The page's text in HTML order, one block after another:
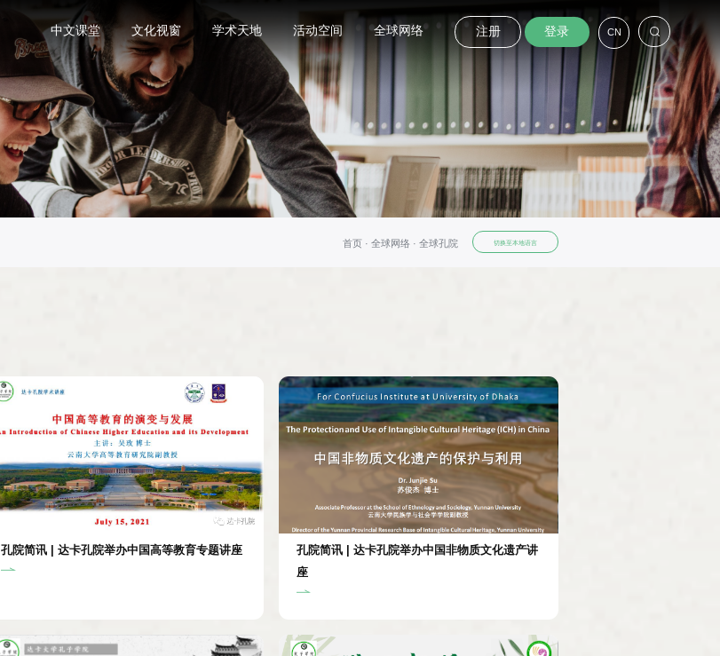
中文课堂 文化视窗 学术天地 活动空间 全球网络 注册 登录 CN
首页 · 全球网络 · 全球孔院 切换至本地语言
孔院简讯 | 达卡孔院举办中国高等教育专题讲座
孔院简讯 | 达卡孔院举办中国非物质文化遗产讲
座